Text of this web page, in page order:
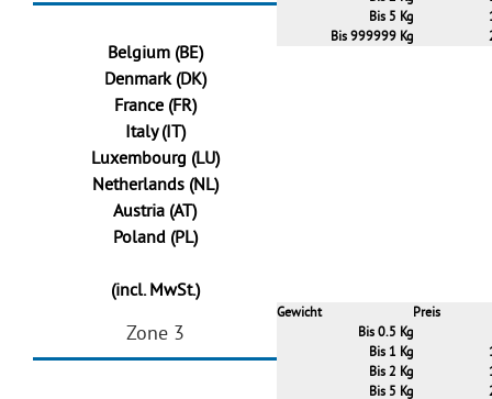
Belgium (BE)
Denmark (DK)
France (FR)
Italy (IT)
Luxembourg (LU)
Netherlands (NL)
Austria (AT)
Poland (PL)
(incl. MwSt.)
Bis 5 Kg
Bis 999999 Kg
Zone 3
Gewicht
Preis
Bis 0.5 Kg
Bis 1 Kg
Bis 2 Kg
Bis 5 Kg